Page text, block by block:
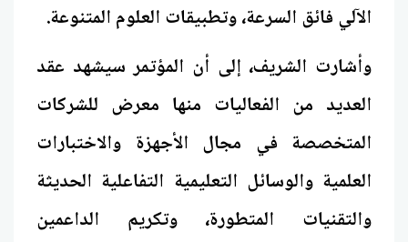
الآلي فائق السرعة، وتطبيقات العلوم المتنوعة.
وأشارت الشريف، إلى أن المؤتمر سيشهد عقد
العديد من الفعاليات منها معرض للشركات
المتخصصة في مجال الأجهزة والاختبارات
العلمية والوسائل التعليمية التفاعلية الحديثة
والتقنيات المتطورة، وتكريم الداعمين